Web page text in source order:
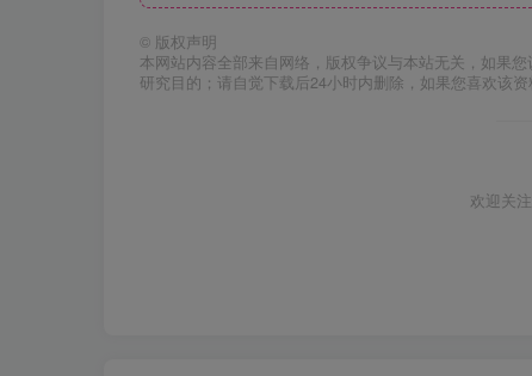
© 版权声明
本网站内容全部来自网络，版权争议与本站无关，如果
研究目的；请自觉下载后24小时内删除，如果您喜欢该资
欢迎关